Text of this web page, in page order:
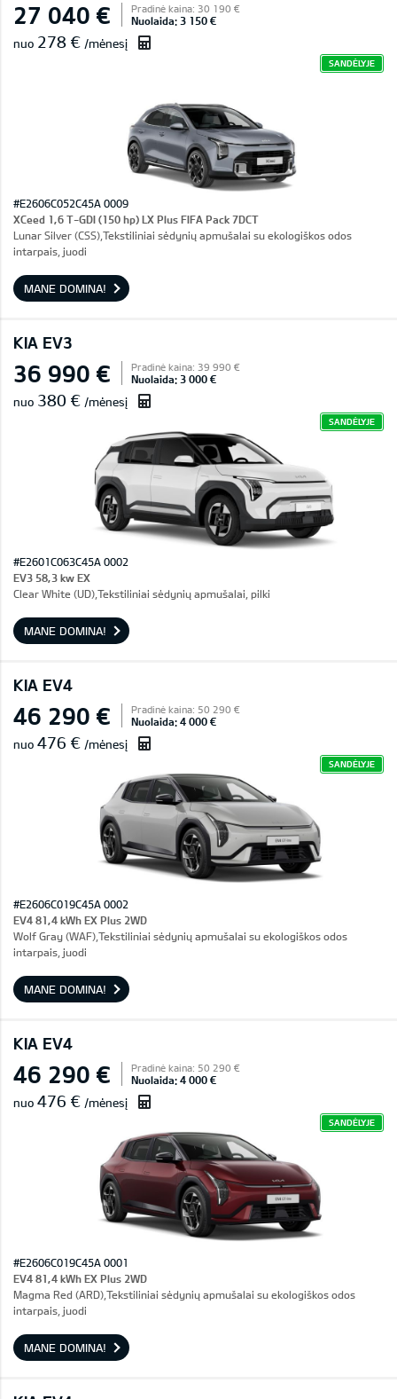
27 040 € Pradinė kaina: 30 190 €
Nuolaida: 3 150 €
nuo 278 € /mėnesį
SANDĖLYJE
#E2606C052C45A 0009
XCeed 1,6 T-GDI (150 hp) LX Plus FIFA Pack 7DCT
Lunar Silver (CSS),Tekstiliniai sėdynių apmušalai su ekologiškos odos
intarpais, juodi
MANE DOMINA!
KIA EV3
36 990 € Pradinė kaina: 39 990 €
Nuolaida: 3 000 €
nuo 380 € /mėnesį
SANDĖLYJE
#E2601C063C45A 0002
EV3 58,3 kw EX
Clear White (UD),Tekstiliniai sėdynių apmušalai, pilki
MANE DOMINA!
KIA EV4
46 290 € Pradinė kaina: 50 290 €
Nuolaida: 4 000 €
nuo 476 € /mėnesį
SANDĖLYJE
#E2606C019C45A 0002
EV4 81,4 kWh EX Plus 2WD
Wolf Gray (WAF),Tekstiliniai sėdynių apmušalai su ekologiškos odos
intarpais, juodi
MANE DOMINA!
KIA EV4
46 290 € Pradinė kaina: 50 290 €
Nuolaida: 4 000 €
nuo 476 € /mėnesį
SANDĖLYJE
#E2606C019C45A 0001
EV4 81,4 kWh EX Plus 2WD
Magma Red (ARD),Tekstiliniai sėdynių apmušalai su ekologiškos odos
intarpais, juodi
MANE DOMINA!